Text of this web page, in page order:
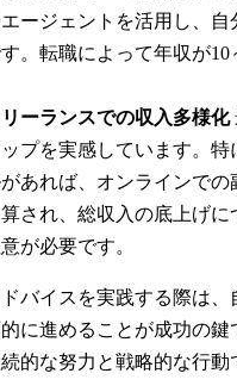
ージェントを活用し、
。転職によって年収が
ーランスでの収入多様化
プを実感しています。
あれば、オンラインで
され、総収入の底上げ
が必要です。
バイスを実践する際は
に進めることが成功の
的な努力と戦略的な行動